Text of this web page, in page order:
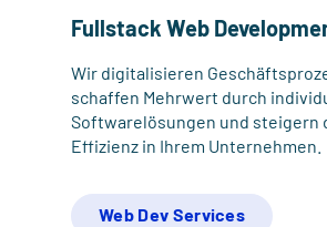
Fullstack Web
Wir digitalisieren
schaffen Mehrwert durch
Softwarelösungen und steigern
Effizienz in Ihrem Unternehmen.
Web Dev Services